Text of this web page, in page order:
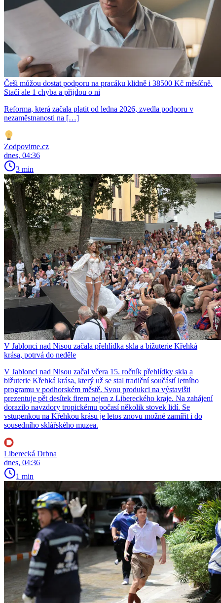
Češi můžou dostat podporu na pracáku klidně i 38500 Kč měsíčně.
Stačí ale 1 chyba a přijdou o ni
Reforma, která začala platit od ledna 2026, zvedla podporu v
nezaměstnanosti na […]
Zodpovime.cz
dnes, 04:36
3 min
V Jablonci nad Nisou začala přehlídka skla a bižuterie Křehká
krása, potrvá do neděle
V Jablonci nad Nisou začal včera 15. ročník přehlídky skla a
bižuterie Křehká krása, který už se stal tradiční součástí letního
programu v podhorském městě. Svou produkci na výstavišti
prezentuje pět desítek firem nejen z Libereckého kraje. Na zahájení
dorazilo navzdory tropickému počasí několik stovek lidí. Se
vstupenkou na Křehkou krásu je letos znovu možné zamířit i do
sousedního sklářského muzea.
Liberecká Drbna
dnes, 04:36
1 min